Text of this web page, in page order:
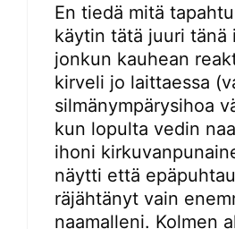
En tiedä mitä
käytin tätä juuri tänä
jonkun kauhean
kirveli jo laittaessa
silmänympärysihoa
kun lopulta vedin
ihoni
näytti että
räjähtänyt vain
naamalleni. Kolmen